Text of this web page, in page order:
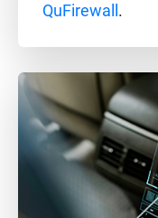
QuFirewall .